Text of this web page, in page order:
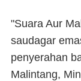
"Suara Aur
saudagar
penyerahan
Malintang,